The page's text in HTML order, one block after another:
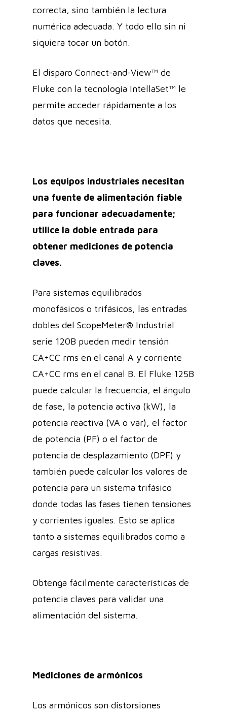
correcta, sino también la lectura
numérica adecuada. Y todo ello sin ni
siquiera tocar un botón.
El disparo Connect-and-View™ de
Fluke con la tecnología IntellaSet™ le
permite acceder rápidamente a los
datos que necesita.
Los equipos industriales necesitan
una fuente de alimentación fiable
para funcionar adecuadamente;
utilice la doble entrada para
obtener mediciones de potencia
claves.
Para sistemas equilibrados
monofásicos o trifásicos, las entradas
dobles del ScopeMeter® Industrial
serie 120B pueden medir tensión
CA+CC rms en el canal A y corriente
CA+CC rms en el canal B. El Fluke 125B
puede calcular la frecuencia, el ángulo
de fase, la potencia activa (kW), la
potencia reactiva (VA o var), el factor
de potencia (PF) o el factor de
potencia de desplazamiento (DPF) y
también puede calcular los valores de
potencia para un sistema trifásico
donde todas las fases tienen tensiones
y corrientes iguales. Esto se aplica
tanto a sistemas equilibrados como a
cargas resistivas.
Obtenga fácilmente características de
potencia claves para validar una
alimentación del sistema.
Mediciones de armónicos
Los armónicos son distorsiones